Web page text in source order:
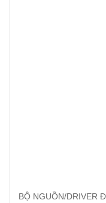
BỘ NGUỒN/DRIVER